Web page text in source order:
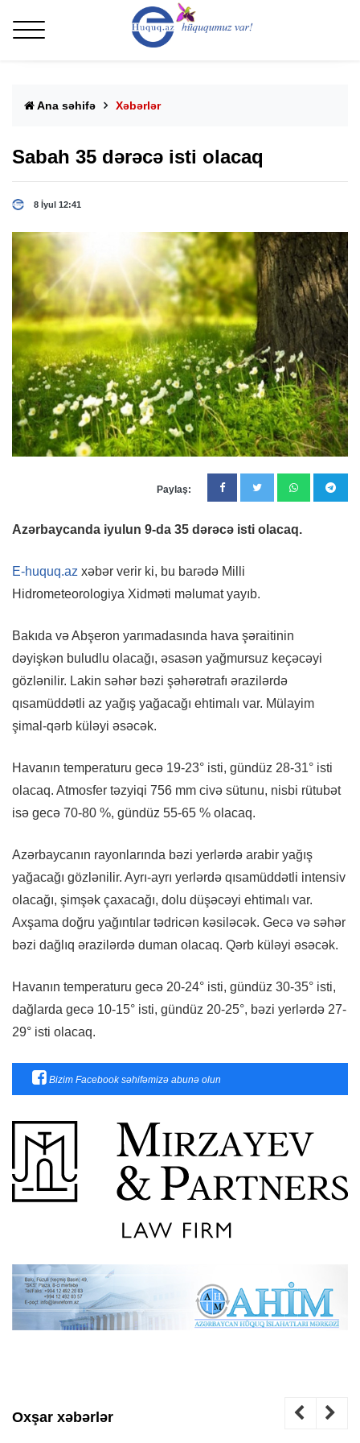
Ana səhifə Xəbərlər
Sabah 35 dərəcə isti olacaq
8 İyul 12:41
Paylaş:
Azərbaycanda iyulun 9-da 35 dərəcə isti olacaq.
E-huquq.az xəbər verir ki, bu barədə Milli
Hidrometeorologiya Xidməti məlumat yayıb.
Bakıda və Abşeron yarımadasında hava şəraitinin
dəyişkən buludlu olacağı, əsasən yağmursuz keçəcəyi
gözlənilir. Lakin səhər bəzi şəhərətrafı ərazilərdə
qısamüddətli az yağış yağacağı ehtimalı var. Mülayim
şimal-qərb küləyi əsəcək.
Havanın temperaturu gecə 19-23° isti, gündüz 28-31° isti
olacaq. Atmosfer təzyiqi 756 mm civə sütunu, nisbi rütubət
isə gecə 70-80 %, gündüz 55-65 % olacaq.
Azərbaycanın rayonlarında bəzi yerlərdə arabir yağış
yağacağı gözlənilir. Ayrı-ayrı yerlərdə qısamüddətli intensiv
olacağı, şimşək çaxacağı, dolu düşəcəyi ehtimalı var.
Axşama doğru yağıntılar tədricən kəsiləcək. Gecə və səhər
bəzi dağlıq ərazilərdə duman olacaq. Qərb küləyi əsəcək.
Havanın temperaturu gecə 20-24° isti, gündüz 30-35° isti,
dağlarda gecə 10-15° isti, gündüz 20-25°, bəzi yerlərdə 27-
29° isti olacaq.
Bizim Facebook səhifəmizə abunə olun
Oxşar xəbərlər